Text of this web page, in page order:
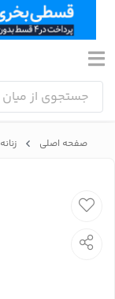
صفحه اصلی زنانه